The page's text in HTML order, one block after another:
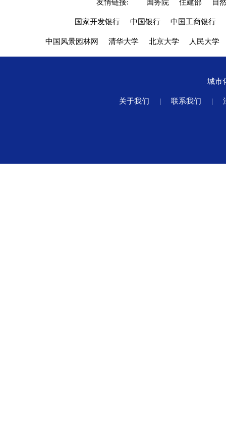
友情链接: 国务院 住建部 自
国家开发银行 中国银行 中国工商银行
中国风景园林网 清华大学 北京大学 人民大学
城市
关于我们 | 联系我们 |